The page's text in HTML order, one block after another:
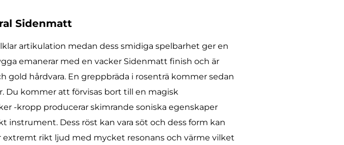
Sidenmatt
artikulation medan dess smidiga spelbarhet ger en
emanerar med en vacker Sidenmatt finish och är
hårdvara. En greppbräda i rosenträ kommer sedan
Du kommer att förvisas bort till en magisk
-kropp producerar skimrande soniska egenskaper
Dess röst kan vara söt och dess form kan
extremt rikt ljud med mycket resonans och värme vilket